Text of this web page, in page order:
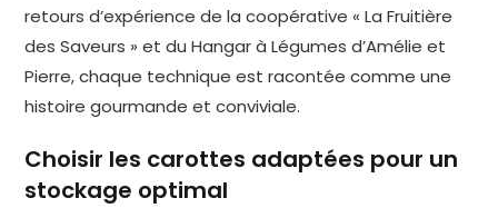
retours d’expérience de la coopérative « La Fruitière
des Saveurs » et du Hangar à Légumes d’Amélie et
Pierre, chaque technique est racontée comme une
histoire gourmande et conviviale.
Choisir les carottes adaptées pour un
stockage optimal